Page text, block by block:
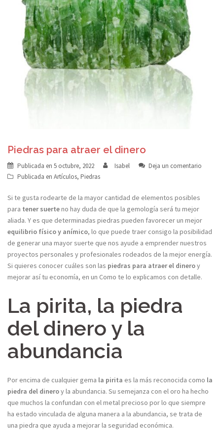
Piedras para atraer el dinero
Publicada en 5 octubre, 2022 Isabel
Deja un comentario
Publicada en Artículos, Piedras
Si te gusta rodearte de la mayor cantidad de elementos posibles
para tener suerteno hay duda de que la gemología será tu mejor
aliada. Y es que determinadas piedras pueden favorecer un mejor
equilibrio físico y anímico, lo que puede traer consigo la posibilidad
de generar una mayor suerte que nos ayude a emprender nuestros
proyectos personales y profesionales rodeados de la mejor energía.
Si quieres conocer cuáles son las piedras para atraer el dineroy
mejorar así tu economía, en un Como te lo explicamos con detalle.
La pirita, la piedra
del dinero y la
abundancia
Por encima de cualquier gema la pirita es la más reconocida como la
piedra del dineroy la abundancia. Su semejanza con el oro ha hecho
que muchos la confundan con el metal precioso por lo que siempre
ha estado vinculada de alguna manera a la abundancia, se trata de
una piedra que ayuda a mejorar la seguridad económica.